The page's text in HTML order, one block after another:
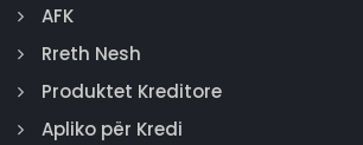
AFK
Rreth Nesh
Produktet Kreditore
Apliko për Kredi